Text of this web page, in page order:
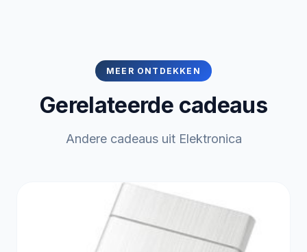
MEER ONTDEKKEN
Gerelateerde cadeaus
Andere cadeaus uit Elektronica